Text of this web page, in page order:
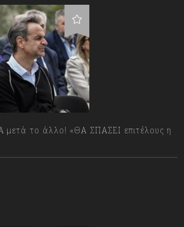
το άλλο! «ΘΑ ΣΠΑΣΕΙ επιτέλους η